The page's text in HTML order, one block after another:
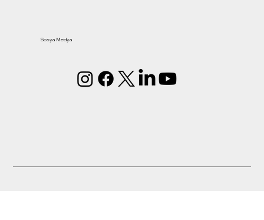
Sosya Medya